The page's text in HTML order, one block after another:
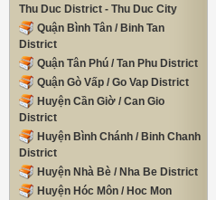
Thu Duc District - Thu Duc City
Quận Bình Tân / Binh Tan
District
Quận Tân Phú / Tan Phu District
Quận Gò Vấp / Go Vap District
Huyện Cần Giờ / Can Gio
District
Huyện Bình Chánh / Binh Chanh
District
Huyện Nhà Bè / Nha Be District
Huyện Hóc Môn / Hoc Mon